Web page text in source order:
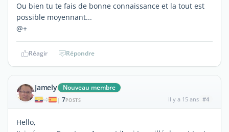
Ou bien tu te fais de bonne connaissance et la tout est
possible moyennant...
@+
Réagir Répondre
Jamely Nouveau membre
| 7POSTS il y a 15 ans #4
Hello,